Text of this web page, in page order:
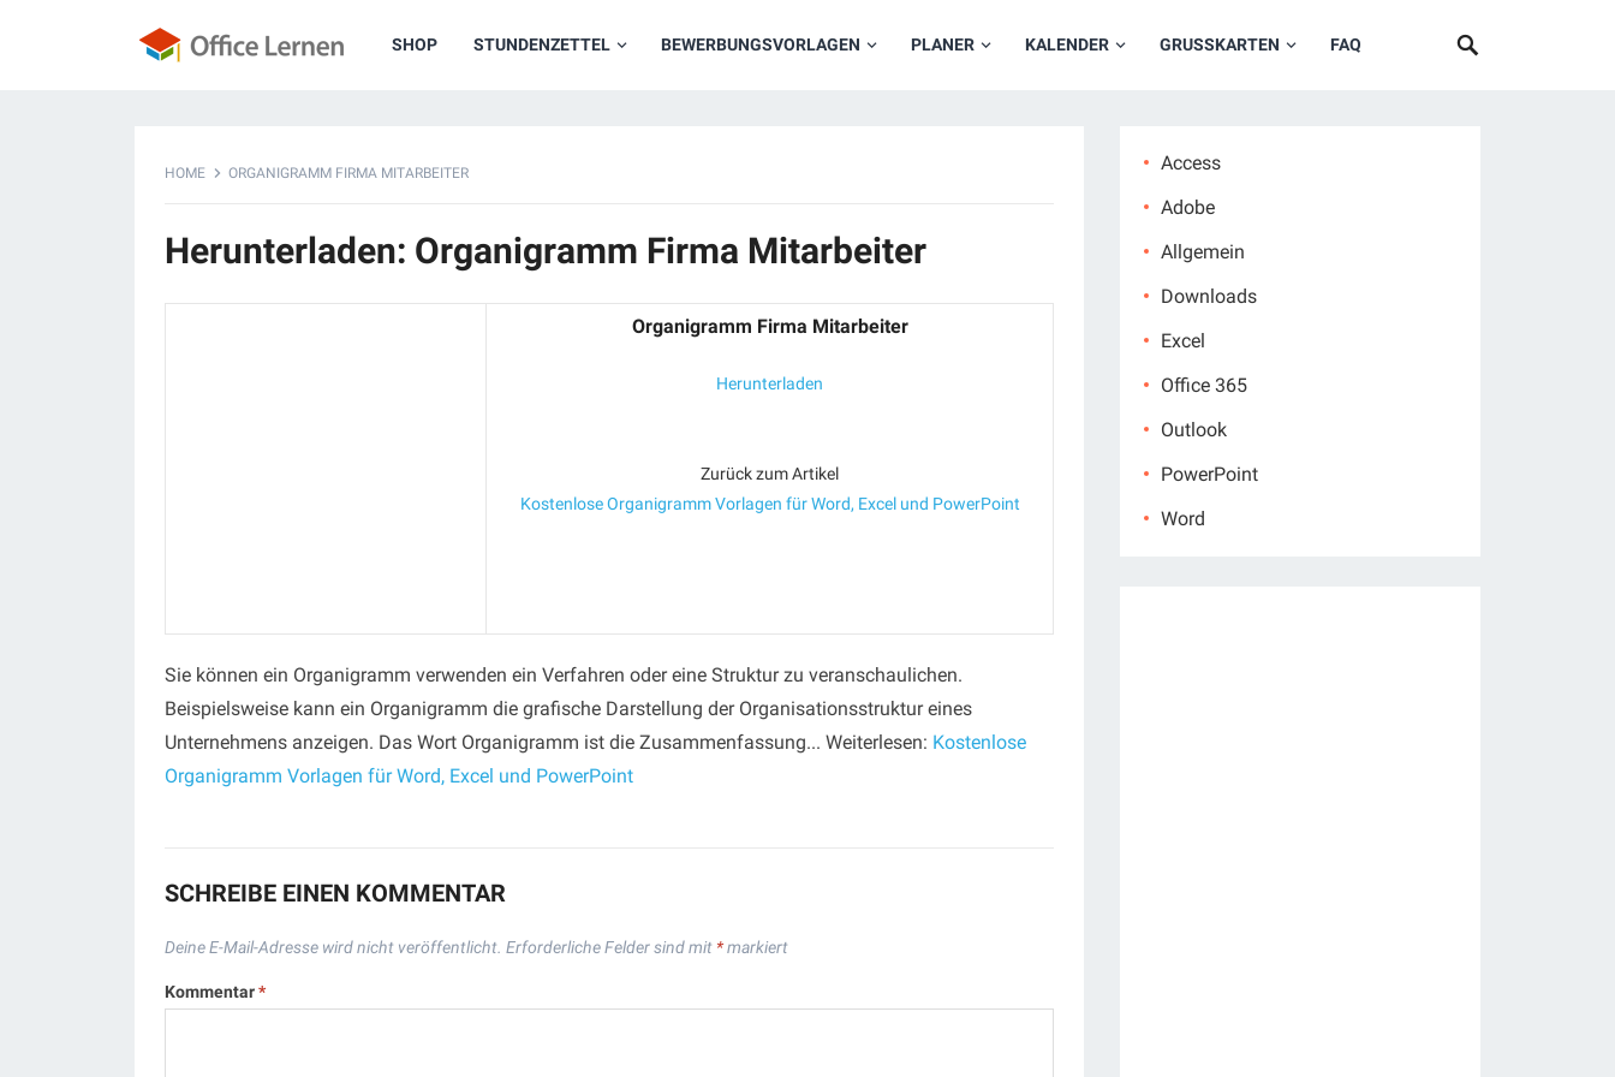
SHOP STUNDENZETTEL BEWERBUNGSVORLAGEN PLANER KALENDER GRUSSKARTEN FAQ
HOME ORGANIGRAMM FIRMA MITARBEITER
Herunterladen: Organigramm Firma Mitarbeiter
Organigramm Firma Mitarbeiter
Herunterladen
Zurück zum Artikel
Kostenlose Organigramm Vorlagen für Word, Excel und PowerPoint
Sie können ein Organigramm verwenden ein Verfahren oder eine Struktur zu veranschaulichen.
Beispielsweise kann ein Organigramm die grafische Darstellung der Organisationsstruktur eines
Unternehmens anzeigen. Das Wort Organigramm ist die Zusammenfassung... Weiterlesen: Kostenlose
Organigramm Vorlagen für Word, Excel und PowerPoint
SCHREIBE EINEN KOMMENTAR
Deine E-Mail-Adresse wird nicht veröffentlicht. Erforderliche Felder sind mit *markiert
Kommentar*
Access
Adobe
Allgemein
Downloads
Excel
Office 365
Outlook
PowerPoint
Word